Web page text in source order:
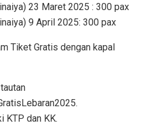
23 Maret 2025 : 300 pax
9 April 2025: 300 pax
Tiket Gratis dengan kapal
KTP dan KK.